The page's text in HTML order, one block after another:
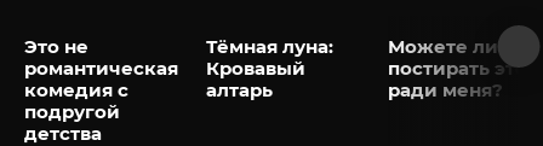
Это не
романтическая
комедия с
подругой
детства
Тёмная луна:
Кровавый
алтарь
Можете ли вы
постирать это
ради меня?